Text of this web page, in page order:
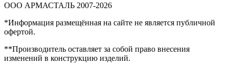
ООО АРМАСТАЛЬ 2007-2026
*Информация размещённая на сайте не является публичной
офертой.
**Производитель оставляет за собой право внесения
изменений в конструкцию изделий.